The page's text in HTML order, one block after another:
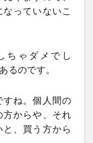
っていないこ
ちゃダメでし
るのです。
すね。個人間の
方からや、それ
、買う方から